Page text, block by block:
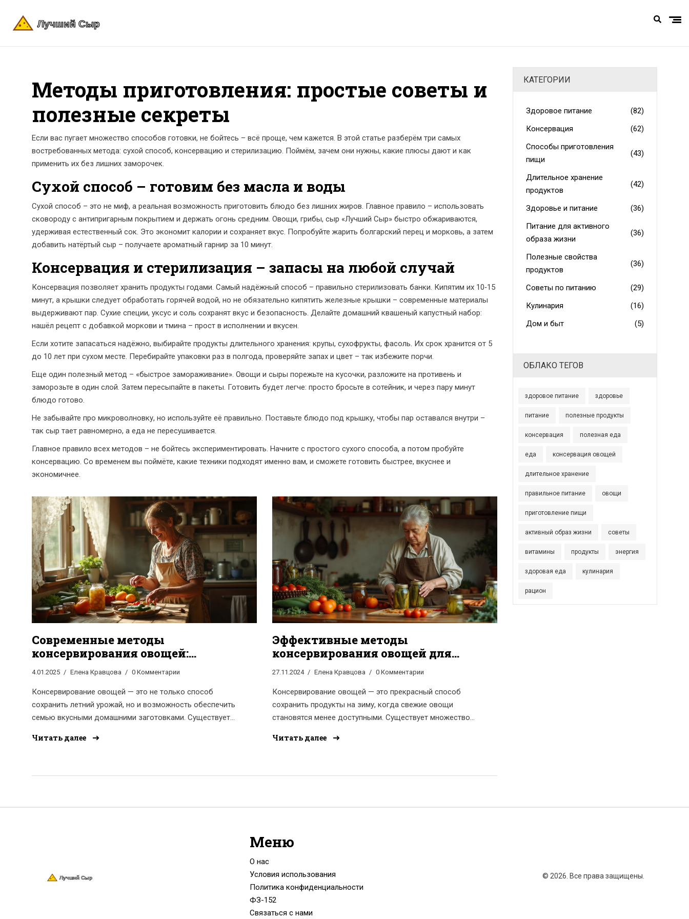
Методы приготовления: простые советы и
полезные секреты
Если вас пугает множество способов готовки, не бойтесь – всё проще, чем кажется. В этой статье разберём три самых
востребованных метода: сухой способ, консервацию и стерилизацию. Поймём, зачем они нужны, какие плюсы дают и как
применить их без лишних заморочек.
Сухой способ – готовим без масла и воды
Сухой способ – это не миф, а реальная возможность приготовить блюдо без лишних жиров. Главное правило – использовать
сковороду с антипригарным покрытием и держать огонь средним. Овощи, грибы, сыр «Лучший Сыр» быстро обжариваются,
удерживая естественный сок. Это экономит калории и сохраняет вкус. Попробуйте жарить болгарский перец и морковь, а затем
добавить натёртый сыр – получаете ароматный гарнир за 10 минут.
Консервация и стерилизация – запасы на любой случай
Консервация позволяет хранить продукты годами. Самый надёжный способ – правильно стерилизовать банки. Кипятим их 10‑15
минут, а крышки следует обработать горячей водой, но не обязательно кипятить железные крышки – современные материалы
выдерживают пар. Сухие специи, уксус и соль сохранят вкус и безопасность. Делайте домашний квашеный капустный набор:
нашёл рецепт с добавкой моркови и тмина – прост в исполнении и вкусен.
Если хотите запасаться надёжно, выбирайте продукты длительного хранения: крупы, сухофрукты, фасоль. Их срок хранится от 5
до 10 лет при сухом месте. Перебирайте упаковки раз в полгода, проверяйте запах и цвет – так избежите порчи.
Еще один полезный метод – «быстрое замораживание». Овощи и сыры порежьте на кусочки, разложите на противень и
заморозьте в один слой. Затем пересыпайте в пакеты. Готовить будет легче: просто бросьте в сотейник, и через пару минут
блюдо готово.
Не забывайте про микроволновку, но используйте её правильно. Поставьте блюдо под крышку, чтобы пар оставался внутри –
так сыр тает равномерно, а еда не пересушивается.
Главное правило всех методов – не бойтесь экспериментировать. Начните с простого сухого способа, а потом пробуйте
консервацию. Со временем вы поймёте, какие техники подходят именно вам, и сможете готовить быстрее, вкуснее и
экономичнее.
Современные методы
консервирования овощей:
секреты и советы
4.01.2025 Елена Кравцова 0 Комментарии
Консервирование овощей — это не только способ
сохранить летний урожай, но и возможность обеспечить
семью вкусными домашними заготовками. Существует
маринование, стерилизация, заморозка и сушка. Важно
овощей и упаковки.
Читать далее
Эффективные методы
консервирования овощей для
длительного хранения
27.11.2024 Елена Кравцова 0 Комментарии
Консервирование овощей — это прекрасный способ
сохранить продукты на зиму, когда свежие овощи
становятся менее доступными. Существует множество
засолку, каждый из которых имеет свои особенности и
советы. Узнайте, как правильно сохранить свежесть и
Читать далее
КАТЕГОРИИ
Здоровое питание
(82)
Консервация
(62)
Способы приготовления
пищи
(43)
Длительное хранение
продуктов
(42)
Здоровье и питание
(36)
Питание для активного
образа жизни
(36)
Полезные свойства
продуктов
(36)
Советы по питанию
(29)
Кулинария
(16)
Дом и быт
(5)
ОБЛАКО ТЕГОВ
здоровое питание здоровье
питание полезные продукты
консервация полезная еда
еда консервация овощей
длительное хранение
правильное питание овощи
приготовление пищи
активный образ жизни советы
витамины продукты энергия
здоровая еда кулинария
рацион
Меню
О нас
Условия использования
Политика конфиденциальности
ФЗ-152
Связаться с нами
© 2026. Все права защищены.